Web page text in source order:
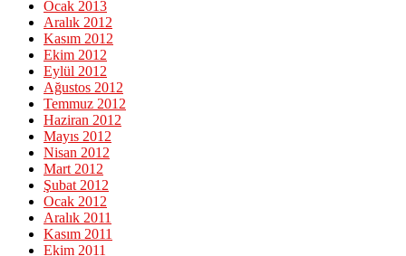
Ocak 2013
Aralık 2012
Kasım 2012
Ekim 2012
Eylül 2012
Ağustos 2012
Temmuz 2012
Haziran 2012
Mayıs 2012
Nisan 2012
Mart 2012
Şubat 2012
Ocak 2012
Aralık 2011
Kasım 2011
Ekim 2011